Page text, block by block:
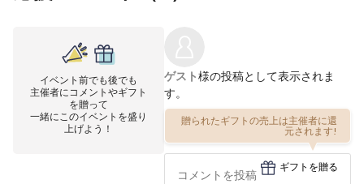
イベント前でも後でも
主催者にコメントやギフト
を贈って
一緒にこのイベントを盛り
上げよう！
ゲスト様の投稿として表示されま
す。
贈られたギフトの売上は主催者に還
元されます!
ギフトを贈る